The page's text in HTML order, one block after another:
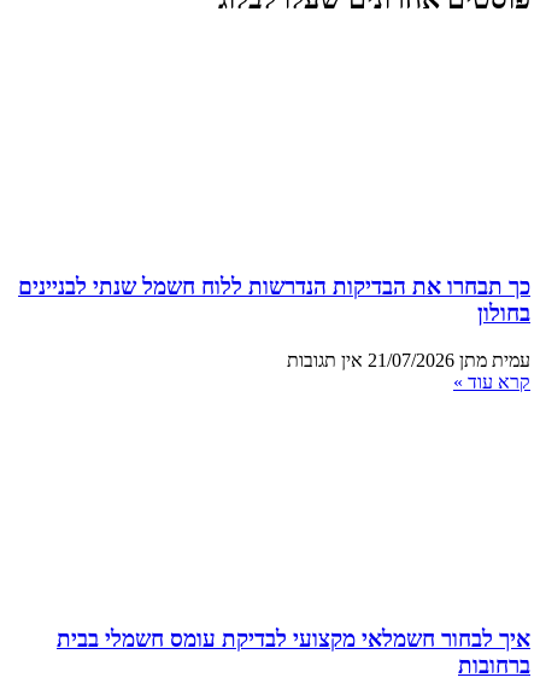
כך תבחרו את הבדיקות הנדרשות ללוח חשמל שנתי לבניינים
בחולון
עמית מתן 21/07/2026 אין תגובות
קרא עוד »
איך לבחור חשמלאי מקצועי לבדיקת עומס חשמלי בבית
ברחובות